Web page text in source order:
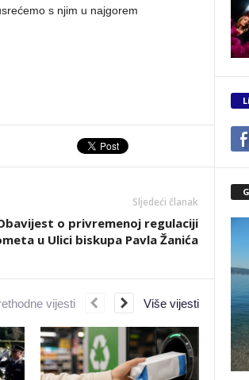
s njim u najgorem
Sljedeći članak
o privremenoj regulaciji
u Ulici biskupa Pavla Žanića
vijesti Više vijesti